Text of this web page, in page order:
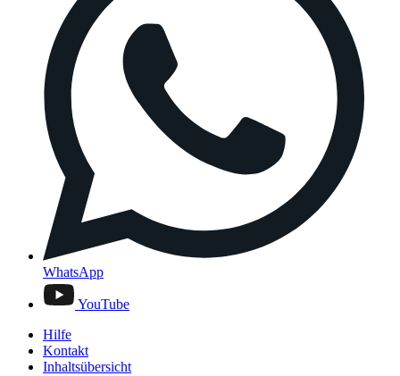
WhatsApp
YouTube
Hilfe
Kontakt
Inhaltsübersicht